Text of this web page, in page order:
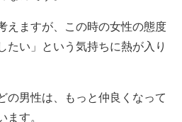
えますが、この時の女性の態度
たい」という気持ちに熱が入り
の男性は、もっと仲良くなって
ます。